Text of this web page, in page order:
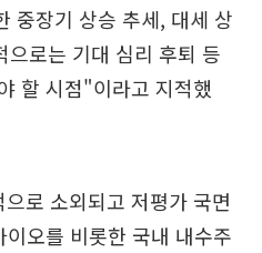
중장기 상승 추세, 대세 상
으로는 기대 심리 후퇴 등
할 시점"이라고 지적했
로 소외되고 저평가 국면
이오를 비롯한 국내 내수주